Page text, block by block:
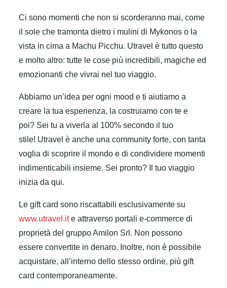
Ci sono momenti che non si scorderanno mai, come
il sole che tramonta dietro i mulini di Mykonos o la
vista in cima a Machu Picchu. Utravel è tutto questo
e molto altro: tutte le cose più incredibili, magiche ed
emozionanti che vivrai nel tuo viaggio.
Abbiamo un’idea per ogni mood e ti aiutiamo a
creare la tua esperienza, la costruiamo con te e
poi? Sei tu a viverla al 100% secondo il tuo
stile! Utravel è anche una community forte, con tanta
voglia di scoprire il mondo e di condividere momenti
indimenticabili insieme. Sei pronto? Il tuo viaggio
inizia da qui.
Le gift card sono riscattabili esclusivamente su
www.utravel.ite attraverso portali e-commerce di
proprietà del gruppo Amilon Srl. Non possono
essere convertite in denaro. Inoltre, non è possibile
acquistare, all’interno dello stesso ordine, più gift
card contemporaneamente.